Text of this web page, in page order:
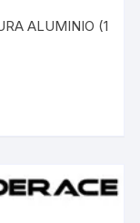
ALUMINIO (1